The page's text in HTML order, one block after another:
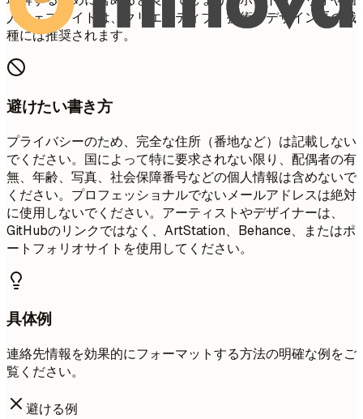
人ウェブサイトは、クリエイティブ、技術、デザイン系の職
種には推奨されます。
避けたい書き方
プライバシーのため、完全な住所（番地など）は記載しない
でください。国によって特に要求されない限り、配偶者の有
無、年齢、写真、社会保障番号などの個人情報は含めないで
ください。プロフェッショナルでないメールアドレスは絶対
に使用しないでください。アーティストやデザイナーは、
GitHubのリンクではなく、ArtStation、Behance、またはポ
ートフォリオサイトを使用してください。
具体例
連絡先情報を効果的にフォーマットする方法の明確な例をご
覧ください。
避ける例